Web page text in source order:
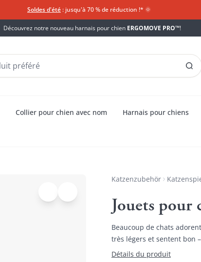
Soldes d'été : jusqu'à 70 % de réduction !*​ 🌞
Découvrez notre nouveau harnais pour chien ERGOMOVE PRO™!
Collier pour chien avec nom
Harnais pour chiens
Katzenzubehör
Jouets pour
Beaucoup de chats
très légers et sentent bon
Détails du produit